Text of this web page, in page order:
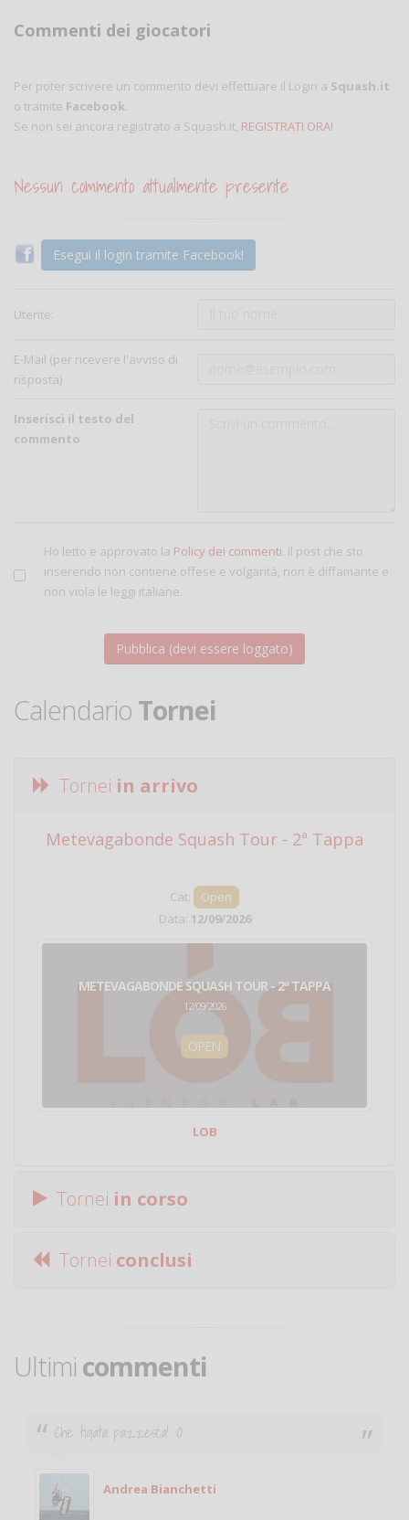
Commenti dei giocatori
Per poter scrivere un commento devi effettuare il Login a Squash.it
o tramite Facebook.
Se non sei ancora registrato a Squash.it, REGISTRATI ORA!
Nessun commento attualmente presente
Esegui il login tramite Facebook!
Utente:
E-Mail (per ricevere l'avviso di
risposta)
Inserisci il testo del
commento
Ho letto e approvato la Policy dei commenti. Il post che sto
inserendo non contiene offese e volgarità, non è diffamante e
non viola le leggi italiane.
Calendario Tornei
Tornei in arrivo
Metevagabonde Squash Tour - 2ª Tappa
Cat:
Open
Data: 12/09/2026
METEVAGABONDE SQUASH TOUR - 2ª TAPPA
12/09/2026
OPEN
LOB
Tornei in corso
Tornei conclusi
Ultimi commenti
Ciao. Sono a Treviglio da poco e vorrei tornare a
giocare. Se sei in zona e puoi giocare fammi sapere.
Michele